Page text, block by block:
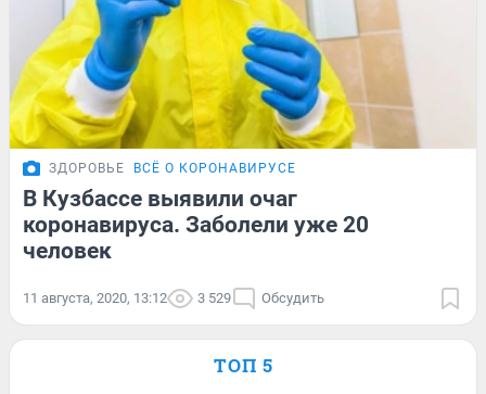
ЗДОРОВЬЕ ВСЁ О КОРОНАВИРУСЕ
В Кузбассе выявили очаг
коронавируса. Заболели уже 20
человек
11 августа, 2020, 13:12 3 529 Обсудить
ТОП 5